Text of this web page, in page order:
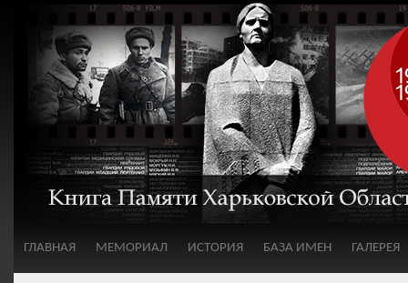
ГЛАВНАЯ МЕМОРИАЛ ИСТОРИЯ БАЗА ИМЕН ГАЛЕРЕЯ